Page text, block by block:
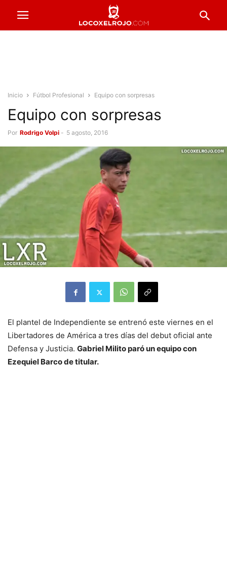
Inicio Fútbol Profesional Equipo con sorpresas
Equipo con sorpresas
Por Rodrigo Volpi - 5 agosto, 2016
El plantel de Independiente se entrenó este viernes en el
Libertadores de América a tres días del debut oficial ante
Defensa y Justicia. Gabriel Milito paró un equipo con
Ezequiel Barco de titular.